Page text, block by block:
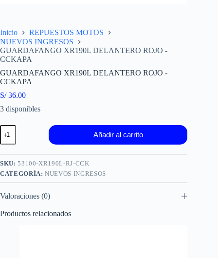
Inicio
REPUESTOS MOTOS
NUEVOS INGRESOS
GUARDAFANGO XR190L DELANTERO ROJO -
CCKAPA
GUARDAFANGO XR190L DELANTERO ROJO -
CCKAPA
S/36.00
3 disponibles
GUARDAFANGO
XR190L
DELANTERO
ROJO
-
CCKAPA
cantidad
Añadir al carrito
SKU:53100-XR190L-RJ-CCK
CATEGORÍA:NUEVOS INGRESOS
Valoraciones (0)
Productos relacionados